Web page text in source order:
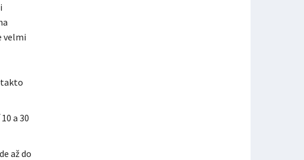
velmi
takto
a 30
až do